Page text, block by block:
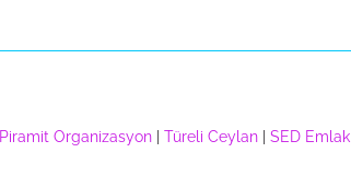
Piramit Organizasyon Türeli Ceylan SED Emlak